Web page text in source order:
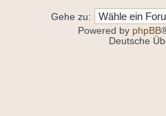
Gehe zu:
Powered by phpBB
Deutsche